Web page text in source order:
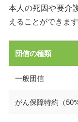
本人の死因や要介
えることができます
団信の種類
一般団信
がん保障特約（